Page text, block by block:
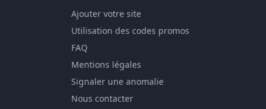
Ajouter votre site
Utilisation des codes promos
FAQ
Mentions légales
Signaler une anomalie
Nous contacter